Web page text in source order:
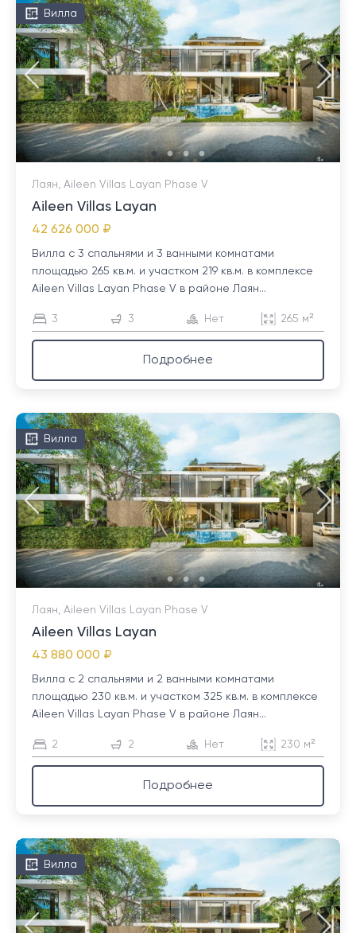
Вилла
Лаян, Aileen Villas Layan Phase V
Aileen Villas Layan
42 626 000 ₽
Вилла с 3 спальнями и 3 ванными комнатами
площадью 265 кв.м. и участком 219 кв.м. в комплексе
Aileen Villas Layan Phase V в районе Лаян...
3 3 Нет 265 м²
Подробнее
Вилла
Лаян, Aileen Villas Layan Phase V
Aileen Villas Layan
43 880 000 ₽
Вилла с 2 спальнями и 2 ванными комнатами
площадью 230 кв.м. и участком 325 кв.м. в комплексе
Aileen Villas Layan Phase V в районе Лаян...
2 2 Нет 230 м²
Подробнее
Вилла